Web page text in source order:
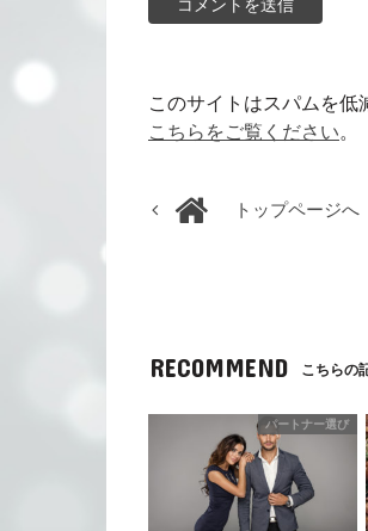
このサイトはスパムを低
こちらをご覧ください。
トップページへ
RECOMMEND こちらの
パートナー選び